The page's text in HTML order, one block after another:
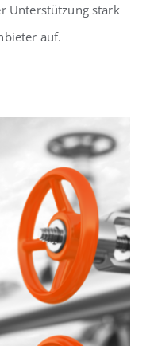
Unterstützung stark
auf.